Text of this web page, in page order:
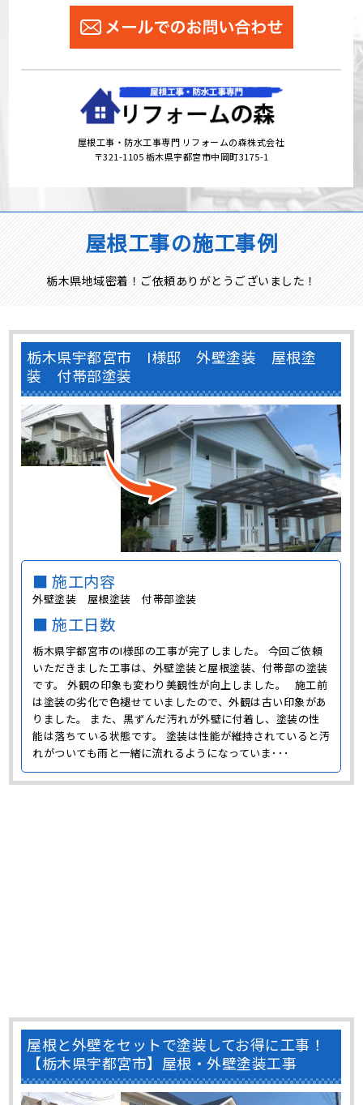
屋根工事・防水工事専門 リフォームの森株式会社
〒321-1105 栃木県宇都宮市中岡町3175-1
屋根工事の施工事例
栃木県地域密着！ご依頼ありがとうございました！
栃木県宇都宮市 I様邸 外壁塗装 屋根塗
装 付帯部塗装
■ 施工内容
外壁塗装 屋根塗装 付帯部塗装
■ 施工日数
栃木県宇都宮市のI様邸の工事が完了しました。 今回ご依頼
いただきました工事は、外壁塗装と屋根塗装、付帯部の塗装
です。 外観の印象も変わり美観性が向上しました。 施工前
は塗装の劣化で色褪せていましたので、外観は古い印象があ
りました。 また、黒ずんだ汚れが外壁に付着し、塗装の性
能は落ちている状態です。 塗装は性能が維持されていると汚
れがついても雨と一緒に流れるようになっていま･･･
屋根と外壁をセットで塗装してお得に工事！
【栃木県宇都宮市】屋根・外壁塗装工事